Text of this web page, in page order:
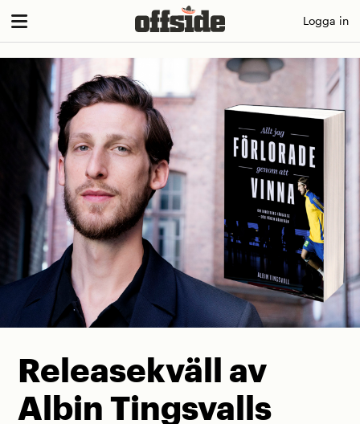
Skip
content
Logga in
Releasekväll av
Albin Tingsvalls